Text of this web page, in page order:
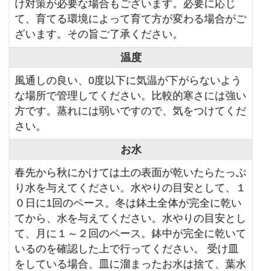
け対策が必要な場合もございます。必要に応じ
て、育てる環境によって育て方が変わる場合がご
ざいます。その旨ご了承ください。
温度
風通しの良い、0度以下に気温が下がらないよう
な場所で管理してください。比較的寒さには強い
方です。蒸れには弱いですので、気をつけてくだ
さい。
お水
春先から秋にかけては土の表面が乾いたらたっぷ
り水を与えてください。水やりの目安として、１
０日に1回のペース。冬は鉢土全体が完全に乾い
てから、水を与えてください。水やりの目安とし
て、月に１～２回のペース。鉢中が完全に乾いて
いるのを確認した上で行ってください。 受け皿
をしている場合、皿に溜まったお水は捨て、葉水